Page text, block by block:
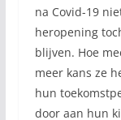
na Covid-19
heropening
blijven. Hoe
meer kans ze
hun
door aan hun